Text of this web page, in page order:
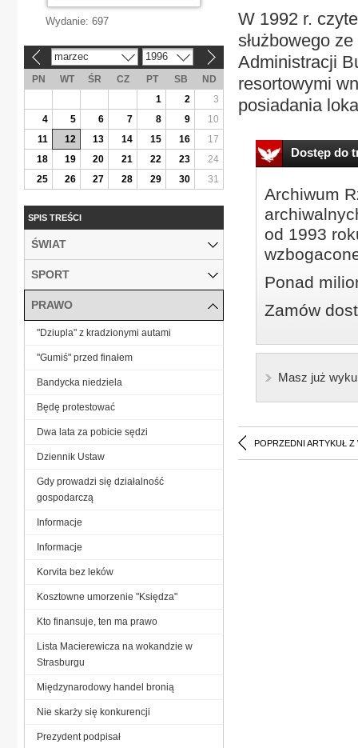
W 1992 r.
służbowego
Administracji
resortowymi
posiadania
Dostęp do
Archiwum
od 1993
Ponad
Zamów
Masz już
POPRZEDNI ARTYKUŁ Z
Wydanie: 697
marzec 1996
PN WT ŚR CZ PT SB
ND
1
2
3
4
5 6 7 8 9
10
11
12 13 14 15 16
17
18
19 20 21 22 23
24
25
26 27 28 29 30 31
SPIS TREŚCI
ŚWIAT
SPORT
PRAWO
"Dziupla" z kradzionymi autami
"Gumiś" przed finałem
Bandycka niedziela
Będę protestować
Dwa lata za pobicie sędzi
Dziennik Ustaw
Gdy prowadzi się działalność
gospodarczą
Informacje
Informacje
Korvita bez leków
Kosztowne umorzenie "Księdza"
Kto finansuje, ten ma prawo
Lista Macierewicza na wokandzie w
Strasburgu
Międzynarodowy handel bronią
Nie skarży się konkurencji
Prezydent podpisał